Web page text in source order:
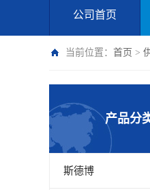
公司首页
当前位置： 首页 >
产品分
斯德博